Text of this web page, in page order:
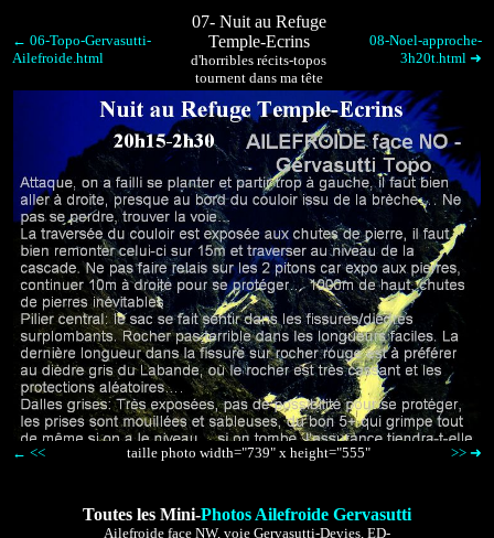
← 06-Topo-Gervasutti-
Ailefroide.html
07- Nuit au Refuge
Temple-Ecrins
d'horribles récits-topos
tournent dans ma tête
08-Noel-approche-
3h20t.html ➜
← << taille photo width="739" x height="555" >> ➜
Toutes les Mini-Photos Ailefroide Gervasutti
Ailefroide face NW, voie Gervasutti-Devies, ED-